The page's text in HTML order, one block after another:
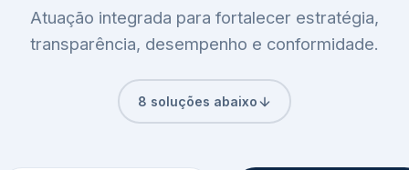
Atuação integrada para fortalecer estratégia,
transparência, desempenho e conformidade.
8 soluções abaixo